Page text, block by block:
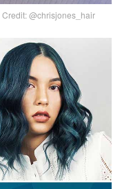
@chrisjones_hair